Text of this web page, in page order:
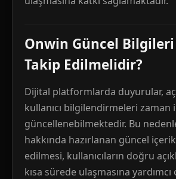
Onwin Güncel
Takip Edilmelidir?
Dijital platformlarda duyurular,
kullanıcı bilgilendirmeleri zaman
güncellenebilmektedir. Bu
hakkında hazırlanan güncel
edilmesi, kullanıcıların doğru
kısa sürede ulaşmasına yardımcı